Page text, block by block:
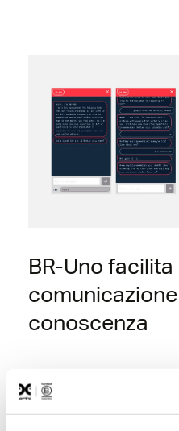
BR-Uno
conoscenza
BR-Uno si
tutte le